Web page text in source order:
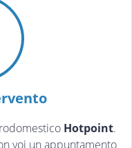
Hotpoint.
voi un appuntamento